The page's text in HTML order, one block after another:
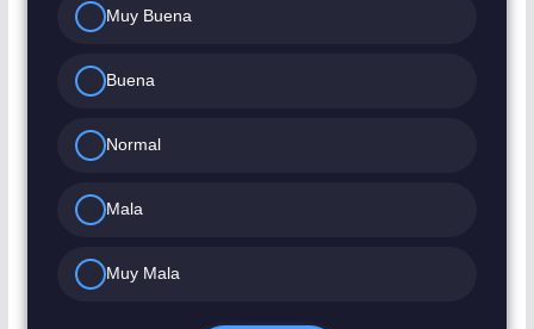
Muy Buena
Buena
Normal
Mala
Muy Mala